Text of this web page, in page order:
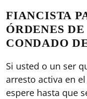
FIANCISTA
ÓRDENES
CONDADO
Si usted o un ser
arresto activa en
espere hasta que